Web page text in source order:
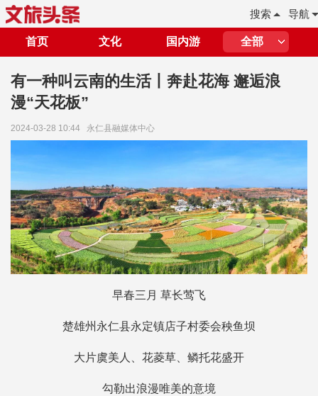
导航
搜索
首页 文化 国内游 全部
有一种叫云南的生活丨奔赴花海 邂逅浪
漫“天花板”
2024-03-28 10:44 永仁县融媒体中心
早春三月 草长莺飞
楚雄州永仁县永定镇店子村委会秧鱼坝
大片虞美人、花菱草、鳞托花盛开
勾勒出浪漫唯美的意境